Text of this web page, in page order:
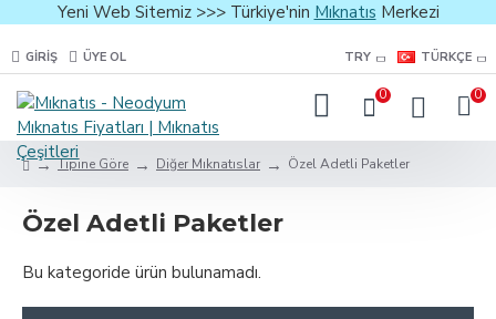
Yeni Web Sitemiz >>> Türkiye'nin Mıknatıs Merkezi
GIRIŞ ÜYE OL TRY TÜRKÇE
0 0
Tipine Göre Diğer Mıknatıslar Özel Adetli Paketler
Özel Adetli Paketler
Bu kategoride ürün bulunamadı.